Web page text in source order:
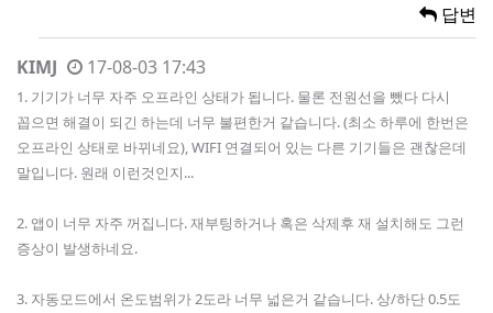
답변
KIMJ 17-08-03 17:43
1. 기기가 너무 자주 오프라인 상태가 됩니다. 물론 전원선을 뺐다 다시
꼽으면 해결이 되긴 하는데 너무 불편한거 같습니다. (최소 하루에 한번은
오프라인 상태로 바뀌네요), WIFI 연결되어 있는 다른 기기들은 괜찮은데
말입니다. 원래 이런것인지...
2. 앱이 너무 자주 꺼집니다. 재부팅하거나 혹은 삭제후 재 설치해도 그런
증상이 발생하네요.
3. 자동모드에서 온도범위가 2도라 너무 넓은거 같습니다. 상/하단 0.5도